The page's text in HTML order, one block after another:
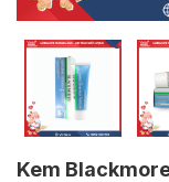
Kem